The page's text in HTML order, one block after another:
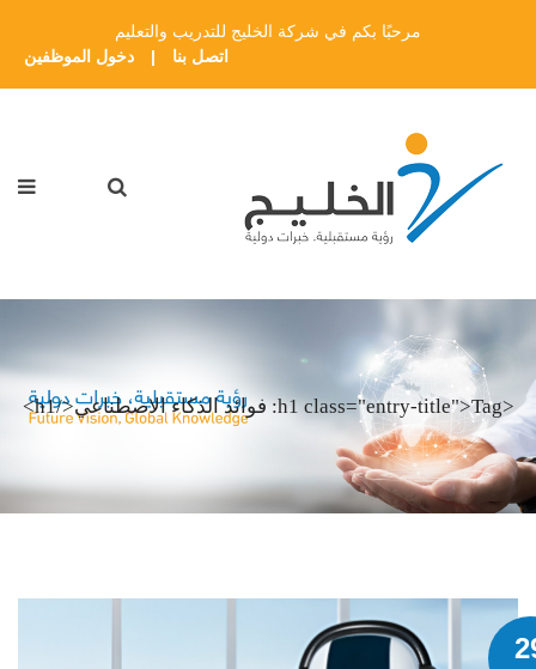
مرحبًا بكم في شركة الخليج للتدريب والتعليم
اتصل بنا
| دخول الموظفين
<h1 class="entry-title">Tag: فوائد الذكاء الاصطناعي</h1>